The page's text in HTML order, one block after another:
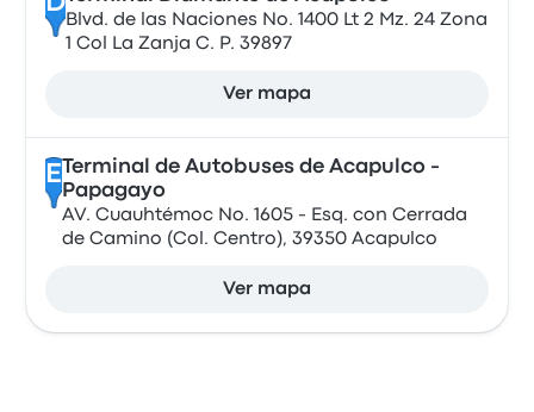
Blvd. de las Naciones No. 1400 Lt 2 Mz. 24 Zona
1 Col La Zanja C. P. 39897
Ver mapa
E Terminal de Autobuses de Acapulco -
Papagayo
AV. Cuauhtémoc No. 1605 - Esq. con Cerrada
de Camino (Col. Centro), 39350 Acapulco
Ver mapa